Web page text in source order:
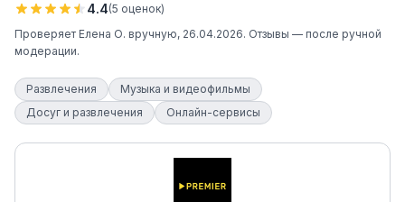
4.4(5 оценок)
Проверяет Елена О. вручную, 26.04.2026. Отзывы — после ручной
модерации.
Развлечения
Музыка и видеофильмы
Досуг и развлечения
Онлайн-сервисы